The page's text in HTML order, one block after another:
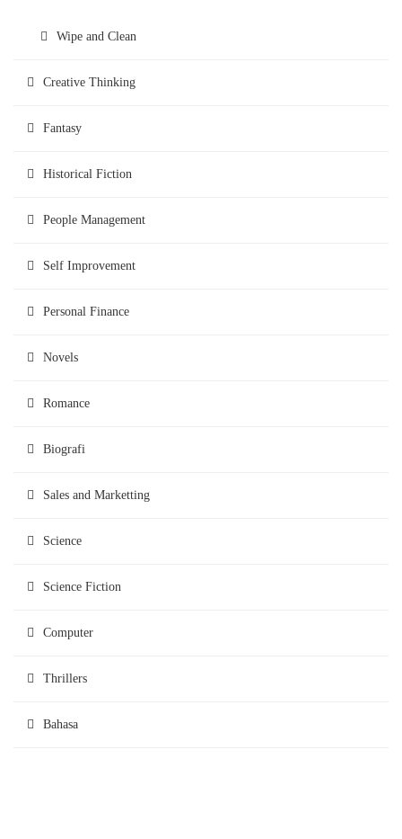
Wipe and Clean
Creative Thinking
Fantasy
Historical Fiction
People Management
Self Improvement
Personal Finance
Novels
Romance
Biografi
Sales and Marketting
Science
Science Fiction
Computer
Thrillers
Bahasa